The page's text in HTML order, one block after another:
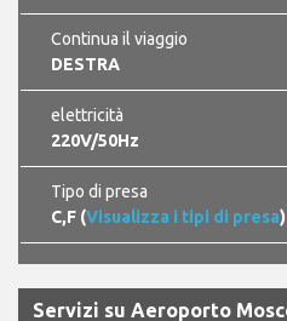
13:01:12 pm GMT +0300
Continua il viaggio
DESTRA
elettricità
220V/50Hz
Tipo di presa
C,F (Visualizza i tipi di presa)